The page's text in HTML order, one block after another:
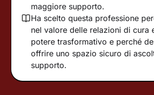
maggiore supporto.
Ha scelto questa professione
nel valore delle relazioni di cura
potere trasformativo e perché
offrire uno spazio sicuro di
supporto.